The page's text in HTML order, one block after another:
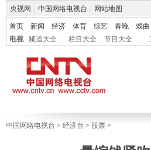
央视网 中国网络电视台 网站地图
首页 新闻 经济 体育 综艺 春晚 戏曲
电视
频道大全 栏目大全 节目大全
中国网络电视台 > 经济台 > 股票 >